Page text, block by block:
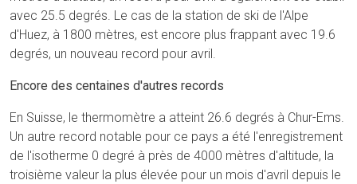
avec 25.5 degrés. Le cas de la station de ski de l'Alpe
d'Huez, à 1800 mètres, est encore plus frappant avec 19.6
degrés, un nouveau record pour avril.
Encore des centaines d'autres records
En Suisse, le thermomètre a atteint 26.6 degrés à Chur-Ems.
Un autre record notable pour ce pays a été l'enregistrement
de l'isotherme 0 degré à près de 4000 mètres d'altitude, la
troisième valeur la plus élevée pour un mois d'avril depuis le